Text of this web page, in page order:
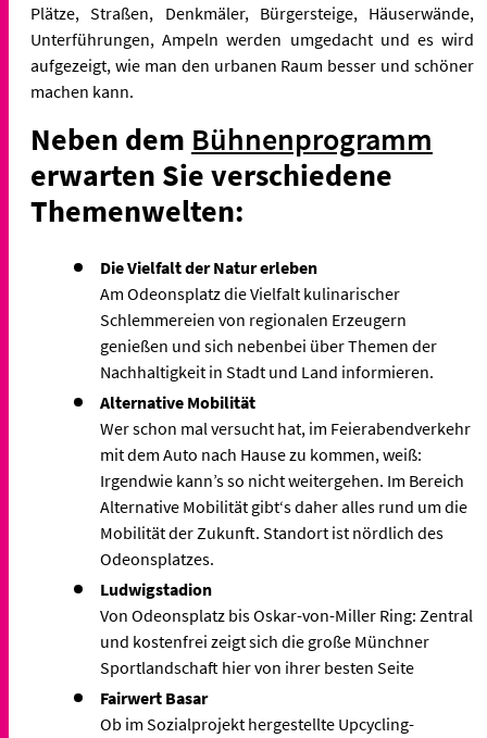
Plätze, Straßen, Denkmäler, Bürgersteige, Häuserwände,
Unterführungen, Ampeln werden umgedacht und es wird
aufgezeigt, wie man den urbanen Raum besser und schöner
machen kann.
Neben dem Bühnenprogramm
erwarten Sie verschiedene
Themenwelten:
Die Vielfalt der Natur erleben
Am Odeonsplatz die Vielfalt kulinarischer
Schlemmereien von regionalen Erzeugern
genießen und sich nebenbei über Themen der
Nachhaltigkeit in Stadt und Land informieren.
Alternative Mobilität
Wer schon mal versucht hat, im Feierabendverkehr
mit dem Auto nach Hause zu kommen, weiß:
Irgendwie kann’s so nicht weitergehen. Im Bereich
Alternative Mobilität gibt‘s daher alles rund um die
Mobilität der Zukunft. Standort ist nördlich des
Odeonsplatzes.
Ludwigstadion
Von Odeonsplatz bis Oskar-von-Miller Ring: Zentral
und kostenfrei zeigt sich die große Münchner
Sportlandschaft hier von ihrer besten Seite
Fairwert Basar
Ob im Sozialprojekt hergestellte Upcycling-